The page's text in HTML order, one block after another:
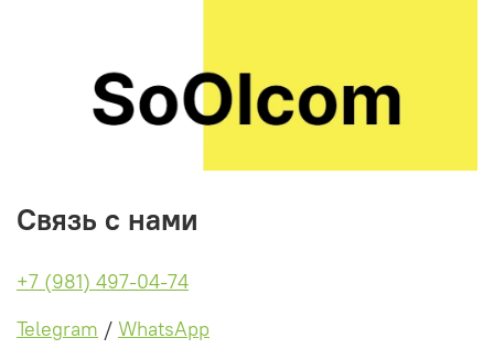
Связь с нами
+7 (981) 497-04-74
Telegram / WhatsApp